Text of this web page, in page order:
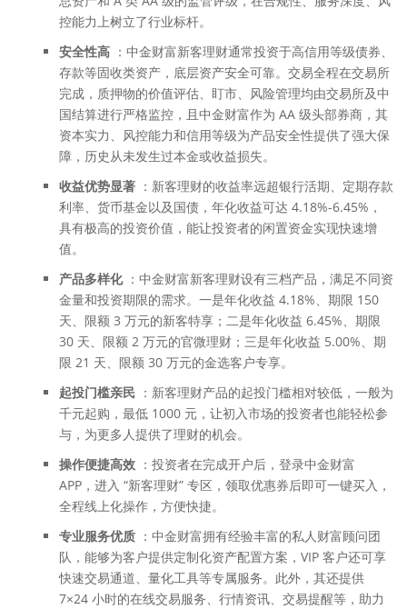
控能力上树立了行业标杆。
安全性高 ：中金财富新客理财通常投资于高信用等级债券、
存款等固收类资产，底层资产安全可靠。交易全程在交易所
完成，质押物的价值评估、盯市、风险管理均由交易所及中
国结算进行严格监控，且中金财富作为 AA 级头部券商，其
资本实力、风控能力和信用等级为产品安全性提供了强大保
障，历史从未发生过本金或收益损失。
收益优势显著 ：新客理财的收益率远超银行活期、定期存款
利率、货币基金以及国债，年化收益可达 4.18%-6.45%，
具有极高的投资价值，能让投资者的闲置资金实现快速增
值。
产品多样化：中金财富新客理财设有三档产品，满足不同资
金量和投资期限的需求。一是年化收益 4.18%、期限 150
天、限额 3 万元的新客特享；二是年化收益 6.45%、期限
30 天、限额 2 万元的官微理财；三是年化收益 5.00%、期
限 21 天、限额 30 万元的金选客户专享。
起投门槛亲民 ：新客理财产品的起投门槛相对较低，一般为
千元起购，最低 1000 元，让初入市场的投资者也能轻松参
与，为更多人提供了理财的机会。
操作便捷高效 ：投资者在完成开户后，登录中金财富
APP，进入 “新客理财” 专区，领取优惠券后即可一键买入，
全程线上化操作，方便快捷。
专业服务优质 ：中金财富拥有经验丰富的私人财富顾问团
队，能够为客户提供定制化资产配置方案，VIP 客户还可享
快速交易通道、量化工具等专属服务。此外，其还提供
7×24 小时的在线交易服务、行情资讯、交易提醒等，助力